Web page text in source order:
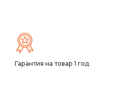
Гарантия на товар 1 год